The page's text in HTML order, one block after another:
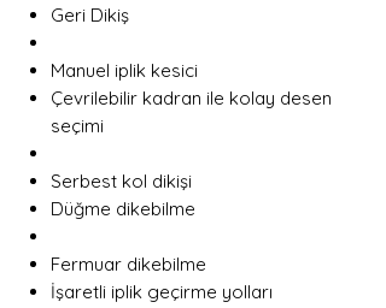
Geri Dikiş
Manuel iplik kesici
Çevrilebilir kadran ile kolay desen
seçimi
Serbest kol dikişi
Düğme dikebilme
Fermuar dikebilme
İşaretli iplik geçirme yolları